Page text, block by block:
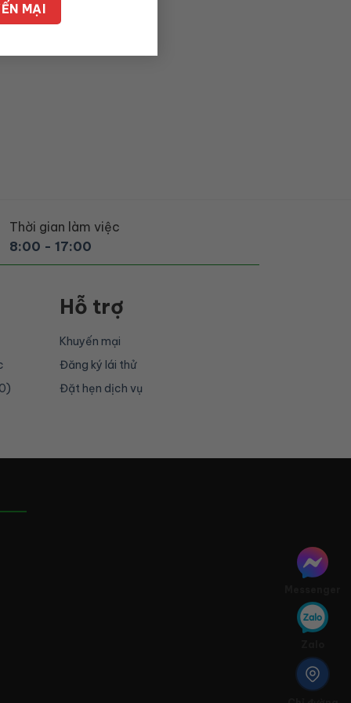
Thời gian làm việc
8:00 - 17:00
Hỗ trợ
Khuyến mại
Đăng ký lái thử
Đặt hẹn dịch vụ